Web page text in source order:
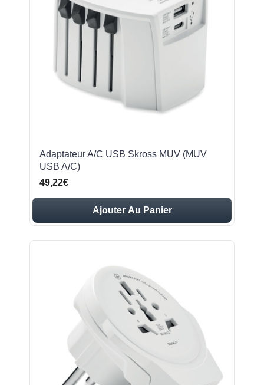
Adaptateur A/C USB Skross MUV (MUV
USB A/C)
49,22€
Ajouter Au Panier